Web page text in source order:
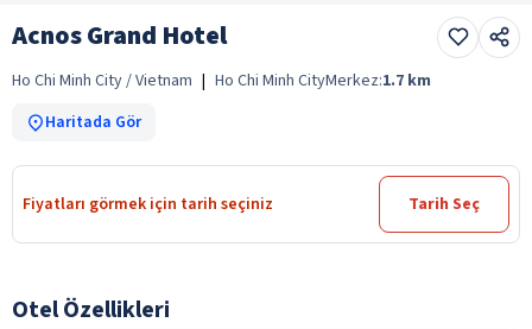
Acnos Grand Hotel
Ho Chi Minh City / Vietnam | Ho Chi Minh CityMerkez:1.7 km
Haritada Gör
Fiyatları görmek için tarih seçiniz Tarih Seç
Otel Özellikleri